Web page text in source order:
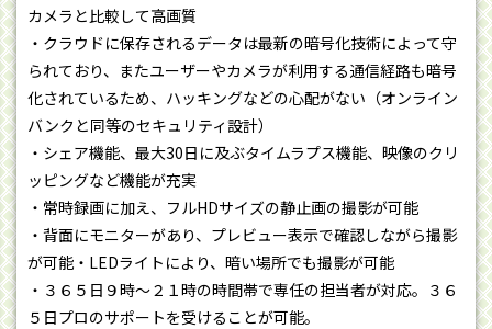
カメラと比較して高画質
・クラウドに保存されるデータは最新の暗号化技術によって守
られており、またユーザーやカメラが利用する通信経路も暗号
化されているため、ハッキングなどの心配がない（オンライン
バンクと同等のセキュリティ設計）
・シェア機能、最大30日に及ぶタイムラプス機能、映像のクリ
ッピングなど機能が充実
・常時録画に加え、フルHDサイズの静止画の撮影が可能
・背面にモニターがあり、プレビュー表示で確認しながら撮影
が可能・LEDライトにより、暗い場所でも撮影が可能
・３６５日９時～２１時の時間帯で専任の担当者が対応。３６
５日プロのサポートを受けることが可能。